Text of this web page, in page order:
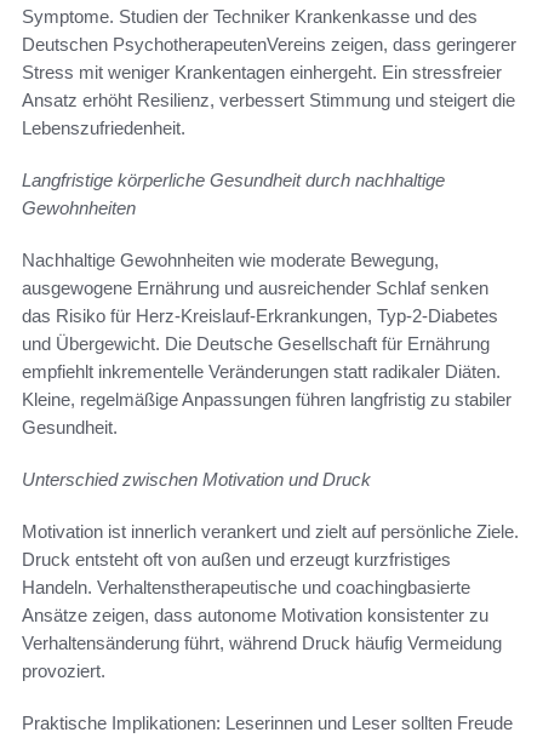
Symptome. Studien der Techniker Krankenkasse und des
Deutschen PsychotherapeutenVereins zeigen, dass geringerer
Stress mit weniger Krankentagen einhergeht. Ein stressfreier
Ansatz erhöht Resilienz, verbessert Stimmung und steigert die
Lebenszufriedenheit.
Langfristige körperliche Gesundheit durch nachhaltige
Gewohnheiten
Nachhaltige Gewohnheiten wie moderate Bewegung,
ausgewogene Ernährung und ausreichender Schlaf senken
das Risiko für Herz-Kreislauf-Erkrankungen, Typ-2-Diabetes
und Übergewicht. Die Deutsche Gesellschaft für Ernährung
empfiehlt inkrementelle Veränderungen statt radikaler Diäten.
Kleine, regelmäßige Anpassungen führen langfristig zu stabiler
Gesundheit.
Unterschied zwischen Motivation und Druck
Motivation ist innerlich verankert und zielt auf persönliche Ziele.
Druck entsteht oft von außen und erzeugt kurzfristiges
Handeln. Verhaltenstherapeutische und coachingbasierte
Ansätze zeigen, dass autonome Motivation konsistenter zu
Verhaltensänderung führt, während Druck häufig Vermeidung
provoziert.
Praktische Implikationen: Leserinnen und Leser sollten Freude